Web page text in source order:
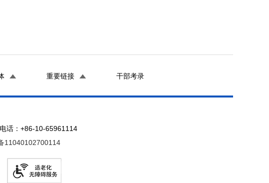
重要链接 干部考录
话：+86-10-65961114
11040102700114